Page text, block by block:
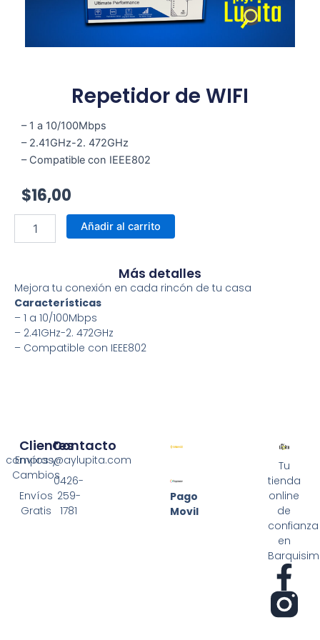
Repetidor de WIFI
– 1 a 10/100Mbps
– 2.41GHz-2. 472GHz
– Compatible con IEEE802
$16,00
Añadir al carrito
Más detalles
Mejora tu conexión en cada rincón de tu casa
Características
– 1 a 10/100Mbps
– 2.41GHz-2. 472GHz
– Compatible con IEEE802
Tu
tienda
online
de
confianza
en
F
a
Clientes
Envíos y
Cambios
Envíos
Gratis
Contacto
compras@aylupita.com
0426-
259-
1781
Pago
Movil